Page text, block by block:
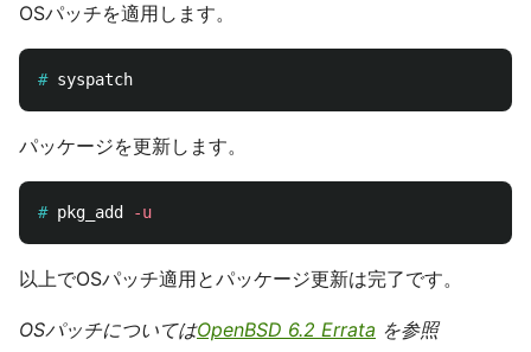
OSパッチを適用します。
#
パッケージを更新します。
# pkg_add -u
以上でOSパッチ適用とパッケージ更新は完了です。
OSパッチについてはOpenBSD 6.2 Errata を参照